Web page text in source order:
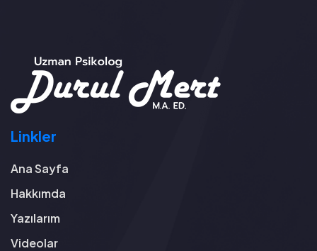
Linkler
Ana Sayfa
Hakkımda
Yazılarım
Videolar